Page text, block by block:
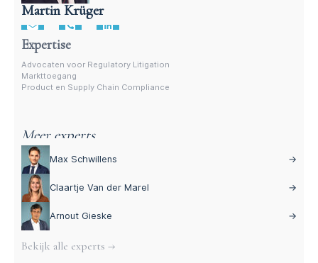
Martin Krüger
Advocaat productregelgeving – Martin Krüger
Expertise
Advocaten voor Regulatory Litigation
Markttoegang
Product en Supply Chain Compliance
Meer experts
Max Schwillens →
Claartje Van der Marel →
Arnout Gieske →
Bekijk alle experts →